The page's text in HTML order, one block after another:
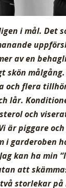
i mål. Det
av en
skön
och flera
lår.
och
är piggare
i garderoben
kan ha min
att
storlekar på